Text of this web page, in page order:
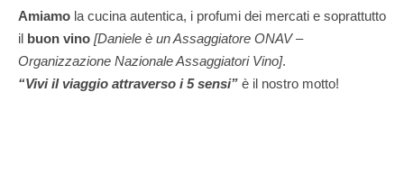
Amiamo la cucina autentica, i profumi dei mercati e soprattutto
il buon vino [Daniele è un Assaggiatore ONAV –
Organizzazione Nazionale Assaggiatori Vino].
“Vivi il viaggio attraverso i 5 sensi” è il nostro motto!